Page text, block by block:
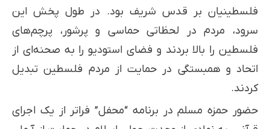
فلسطینیان بر قدس شریف بود. در طول پخش این
سرود، مردم در لحظاتی حماسی و پرشور، پرچم‌های
فلسطین را بالا بردند و فضای استودیو را به صحنه‌ای از
اتحاد و همبستگی در حمایت از مردم فلسطین تبدیل
کردند.
حضور حمزه مسلم در برنامه “محفل” فراتر از یک اجرای